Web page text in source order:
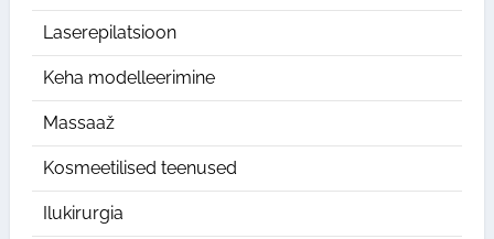
Laserepilatsioon
Keha modelleerimine
Massaaž
Kosmeetilised teenused
Ilukirurgia